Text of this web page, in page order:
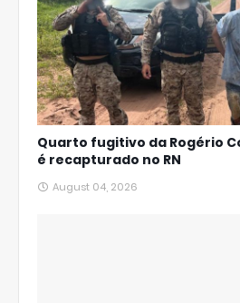
Quarto fugitivo da Rogério
é recapturado no RN
August 04, 2026